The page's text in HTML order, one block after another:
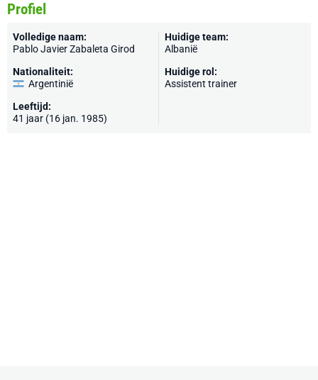
Profiel
Volledige naam:
Pablo Javier Zabaleta Girod
Nationaliteit:
Argentinië
Leeftijd:
41 jaar (16 jan. 1985)
Huidige team:
Albanië
Huidige rol:
Assistent trainer